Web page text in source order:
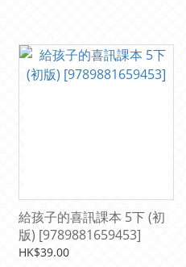
給孩子的喜訊課本 5下 (初
版) [9789881659453]
HK$39.00